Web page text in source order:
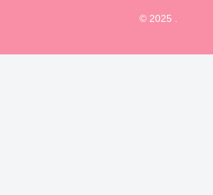
© 2025 .